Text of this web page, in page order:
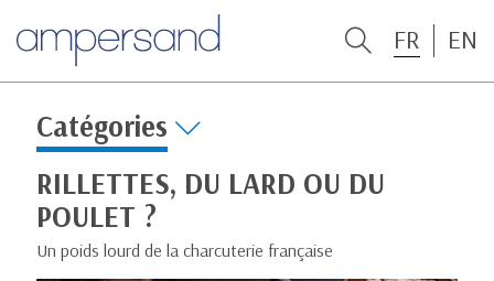
FR EN
Catégories
RILLETTES, DU LARD OU DU
POULET ?
Un poids lourd de la charcuterie française